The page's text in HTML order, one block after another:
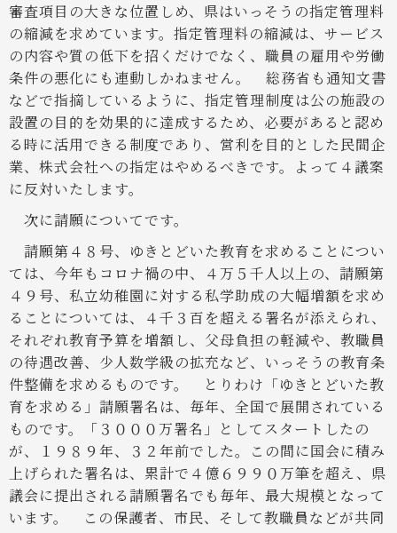
審査項目の大きな位置しめ、県はいっそうの指定管理料
の縮減を求めています。指定管理料の縮減は、サービス
の内容や質の低下を招くだけでなく、職員の雇用や労働
条件の悪化にも連動しかねません。
総務省も通知文書
などで指摘しているように、指定管理制度は公の施設の
設置の目的を効果的に達成するため、必要があると認め
る時に活用できる制度であり、営利を目的とした民間企
業、株式会社への指定はやめるべきです。よって４議案
に反対いたします。
次に請願についてです。
請願第４８号、ゆきとどいた教育を求めることについ
ては、今年もコロナ禍の中、４万５千人以上の、請願第
４９号、私立幼稚園に対する私学助成の大幅増額を求め
ることについては、４千３百を超える署名が添えられ、
それぞれ教育予算を増額し、父母負担の軽減や、教職員
の待遇改善、少人数学級の拡充など、いっそうの教育条
件整備を求めるものです。
とりわけ「ゆきとどいた教
育を求める」請願署名は、毎年、全国で展開されている
ものです。「３０００万署名」としてスタートしたの
が、１９８９年、３２年前でした。この間に国会に積み
上げられた署名は、累計で４億６９９０万筆を超え、県
議会に提出される請願署名でも毎年、最大規模となって
います。
この保護者、市民、そして教職員などが共同